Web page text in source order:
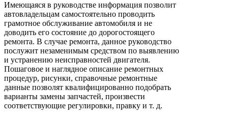
Имеющаяся в руководстве информация позволит
автовладельцам самостоятельно проводить
грамотное обслуживание автомобиля и не
доводить его состояние до дорогостоящего
ремонта. В случае ремонта, данное руководство
послужит незаменимым средством по выявлению
и устранению неисправностей двигателя.
Пошаговое и наглядное описание ремонтных
процедур, рисунки, справочные ремонтные
данные позволят квалифицированно подобрать
варианты замены запчастей, произвести
соответствующие регулировки, правку и т. д.